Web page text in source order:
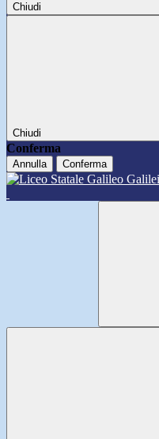
Chiudi
Chiudi
Conferma
Annulla Conferma